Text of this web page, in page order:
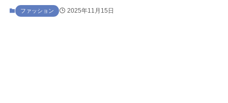
ファッション 2025年11月15日